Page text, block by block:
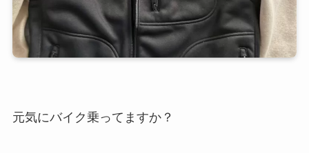
元気にバイク乗ってますか？